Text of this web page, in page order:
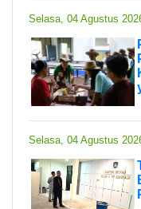
Selasa, 04 Agustus
Selasa, 04 Agustus